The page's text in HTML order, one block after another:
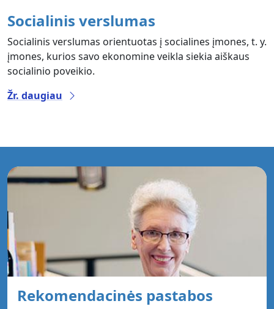
Socialinis verslumas
Socialinis verslumas orientuotas į socialines įmones, t. y.
įmones, kurios savo ekonomine veikla siekia aiškaus
socialinio poveikio.
Žr. daugiau
Rekomendacinės pastabos